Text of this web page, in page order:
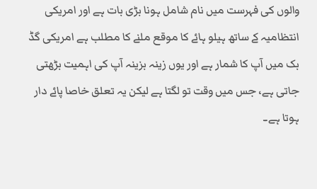
والوں کی فہرست میں نام شامل ہونا بڑی بات ہے اور امریکی
انتظامیہ کے ساتھ ہیلو ہائے کا موقع ملنے کا مطلب ہے امریکی گڈ
بک میں آپ کا شمار ہے اور یوں زینہ بزینہ آپ کی اہمیت بڑھتی
جاتی ہے، جس میں وقت تو لگتا ہے لیکن یہ تعلق خاصا پائے دار
ہوتا ہے۔